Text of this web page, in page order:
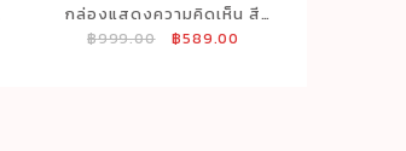
กล่องแสดงความคิดเห็น สี
เขียว รุ่น 5 ช่อง ขนาด
฿999.00
Original
฿589.00